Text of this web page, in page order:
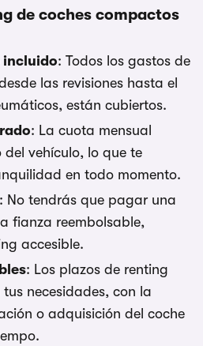
de coches compactos
incluido: Todos los gastos de
las revisiones hasta el
están cubiertos.
: La cuota mensual
del vehículo, lo que te
en todo momento.
: No tendrás que pagar una
fianza reembolsable,
accesible.
: Los plazos de renting
necesidades, con la
o adquisición del coche